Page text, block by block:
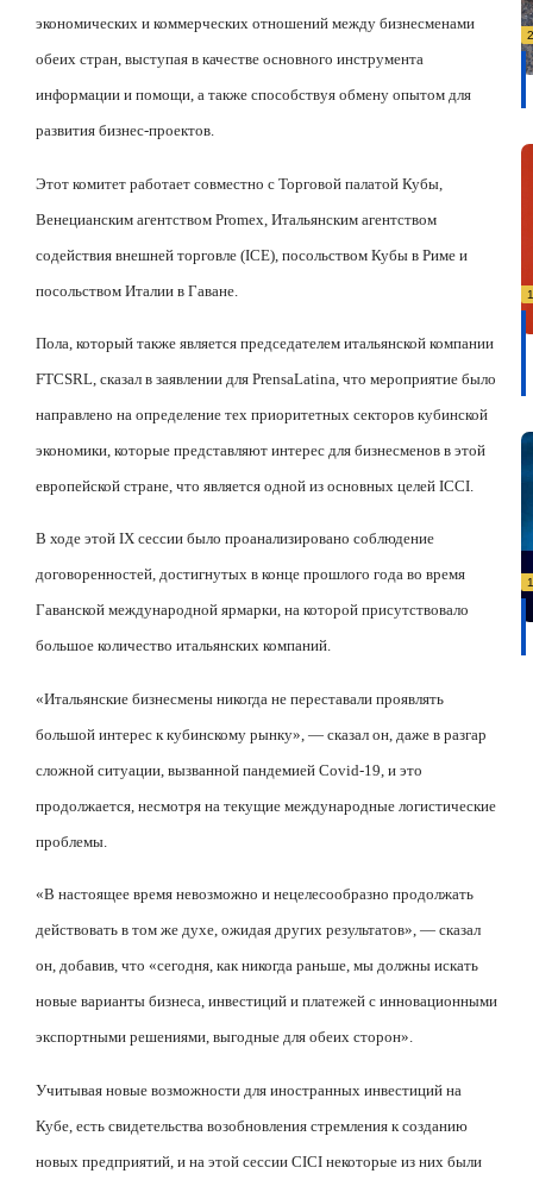
экономических и коммерческих отношений между бизнесменами
обеих стран, выступая в качестве основного инструмента
информации и помощи, а также способствуя обмену опытом для
развития бизнес-проектов.
Этот комитет работает совместно с Торговой палатой Кубы,
Венецианским агентством Promex , Итальянским агентством
содействия внешней торговле (ICE), посольством Кубы в Риме и
посольством Италии в Гаване.
Пола, который также является председателем итальянской компании
FTCSRL, сказал в заявлении для PrensaLatina, что мероприятие было
направлено на определение тех приоритетных секторов кубинской
экономики, которые представляют интерес для бизнесменов в этой
европейской стране, что является одной из основных целей ICCI.
В ходе этой IX сессии было проанализировано соблюдение
договоренностей, достигнутых в конце прошлого года во время
Гаванской международной ярмарки, на которой присутствовало
большое количество итальянских компаний.
«Итальянские бизнесмены никогда не переставали проявлять
большой интерес к кубинскому рынку», — сказал он, даже в разгар
сложной ситуации, вызванной пандемией Covid-19, и это
продолжается, несмотря на текущие международные логистические
проблемы.
«В настоящее время невозможно и нецелесообразно продолжать
действовать в том же духе, ожидая других результатов», — сказал
он, добавив, что «сегодня, как никогда раньше, мы должны искать
новые варианты бизнеса, инвестиций и платежей с инновационными
экспортными решениями, выгодные для обеих сторон».
Учитывая новые возможности для иностранных инвестиций на
Кубе, есть свидетельства возобновления стремления к созданию
новых предприятий, и на этой сессии CICI некоторые из них были